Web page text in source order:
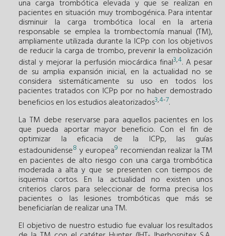
una carga trombótica elevada y que se realizan en
pacientes en situación muy trombogénica. Para intentar
disminuir la carga trombótica local en la arteria
responsable se emplea la trombectomía manual (TM),
ampliamente utilizada durante la ICPp con los objetivos
de reducir la carga de trombo, prevenir la embolización
distal y mejorar la perfusión miocárdica final3,4. A pesar
de su amplia expansión inicial, en la actualidad no se
considera sistemáticamente su uso en todos los
pacientes tratados con ICPp por no haber demostrado
beneficios en los estudios aleatorizados3,4-7.
La TM debe reservarse para aquellos pacientes en los
que pueda aportar mayor beneficio. Con el fin de
optimizar la eficacia de la ICPp, las guías
estadounidense8 y europea9 recomiendan realizar la TM
en pacientes de alto riesgo con una carga trombótica
moderada a alta y que se presenten con tiempos de
isquemia cortos. En la actualidad no existen unos
criterios claros para seleccionar de forma precisa los
pacientes o las lesiones trombóticas que más se
beneficiarían de realizar una TM.
El objetivo de nuestro estudio fue evaluar los resultados